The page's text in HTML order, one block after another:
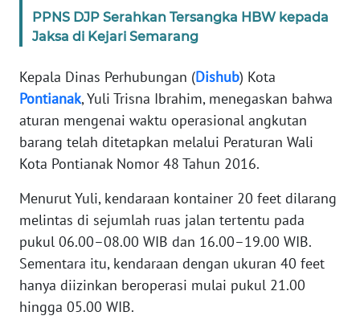
PPNS DJP Serahkan Tersangka HBW kepada
Jaksa di Kejari Semarang
Kepala Dinas Perhubungan (Dishub) Kota
Pontianak, Yuli Trisna Ibrahim, menegaskan bahwa
aturan mengenai waktu operasional angkutan
barang telah ditetapkan melalui Peraturan Wali
Kota Pontianak Nomor 48 Tahun 2016.
Menurut Yuli, kendaraan kontainer 20 feet dilarang
melintas di sejumlah ruas jalan tertentu pada
pukul 06.00–08.00 WIB dan 16.00–19.00 WIB.
Sementara itu, kendaraan dengan ukuran 40 feet
hanya diizinkan beroperasi mulai pukul 21.00
hingga 05.00 WIB.
Regional
WN
SUMUT
JAKARTA
WN
BANTEN
WN